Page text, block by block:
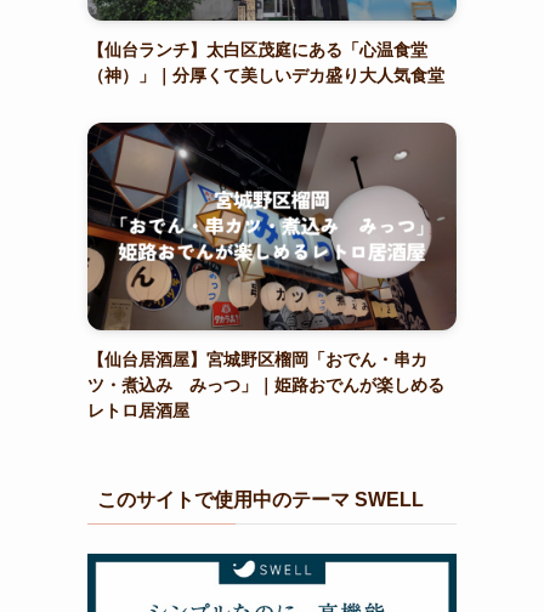
【仙台ランチ】太白区茂庭にある「心温食堂
（神）」｜分厚くて美しいデカ盛り大人気食堂
【仙台居酒屋】宮城野区榴岡「おでん・串カ
ツ・煮込み みっつ」｜姫路おでんが楽しめる
レトロ居酒屋
このサイトで使用中のテーマ SWELL